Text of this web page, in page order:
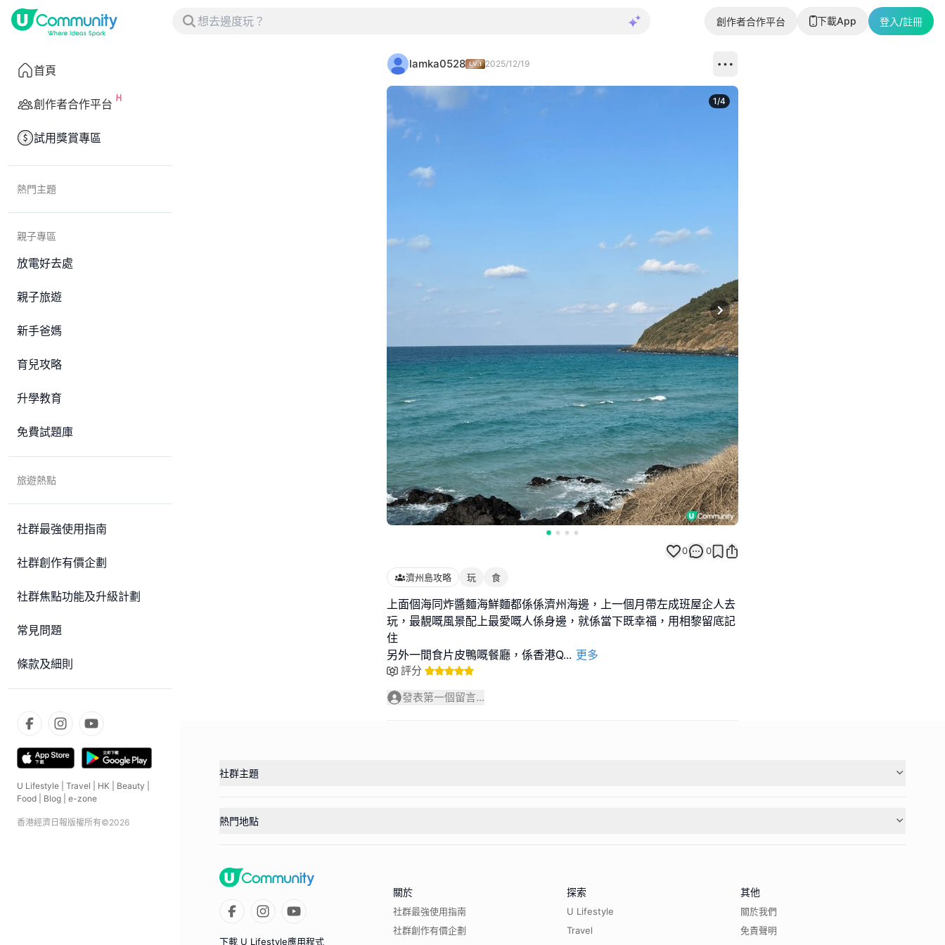
創作者合作平台 下載App 登入/註冊
首頁
創作者合作平台
試用獎賞專區
熱門主題
親子專區
放電好去處
親子旅遊
新手爸媽
育兒攻略
升學教育
免費試題庫
旅遊熱點
社群最強使用指南
社群創作有價企劃
社群焦點功能及升級計劃
常見問題
條款及細則
U Lifestyle Travel HK Beauty
Food
Blog e-zone
香港經濟日報版權所有©2026
lamka0528 2025/12/19
Next slide
1/4
0 0
濟州島攻略 玩 食
上面個海同炸醬麵海鮮麵都係係濟州海邊，上一個月帶左成班屋企人去
玩，最靚嘅風景配上最愛嘅人係身邊，就係當下既幸福，用相黎留底記
住
另外一間食片皮鴨嘅餐廳，係香港Q... 更多
評分
發表第一個留言...
社群主題
熱門地點
下載 U Lifestyle應用程式
關於
社群最強使用指南
社群創作有價企劃
探索
U Lifestyle
Travel
其他
關於我們
免責聲明